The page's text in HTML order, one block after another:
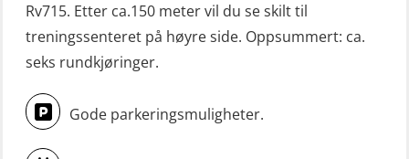
FF48 og FF1000D (OSEBLE004)
Livbåtfører grunnkurs m/E-læring
Konvensjonell livbåt (OSEBLE005)
Livbåtfører konvensjonell livbåt –
grunnleggende (OSE135)
Ulykkesgransking – Webinar (LSP103)
VHF / SRC 2 dager (ORC104)
Videregående sikkerhetsopplæring
for skipsoffiserer (MBS100)
Rv715. Etter ca.150 meter vil du se skilt til
treningssenteret på høyre side. Oppsummert: ca.
seks rundkjøringer.
Gode parkeringsmuligheter.